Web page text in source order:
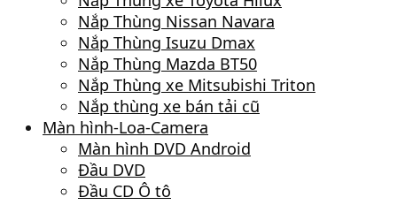
Nắp Thùng Nissan Navara
Nắp Thùng Isuzu Dmax
Nắp Thùng Mazda BT50
Nắp Thùng xe Mitsubishi Triton
Nắp thùng xe bán tải cũ
Màn hình-Loa-Camera
Màn hình DVD Android
Đầu DVD
Đầu CD Ô tô